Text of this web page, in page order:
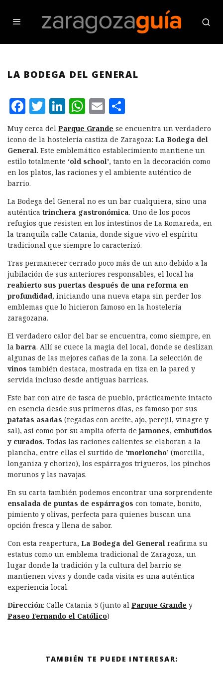
LA BODEGA DEL GENERAL
F
a
c
e
b
o
o
k
T
w
it
te
r
L
i
n
k
e
I
n
W
h
at
s
A
p
E
m
ai
l
o
m
p
a
ir
Muy cerca del Parque Grande se encuentra un verdadero
icono de la hostelería castiza de Zaragoza: La Bodega del
General. Este emblemático establecimiento mantiene un
estilo totalmente ‘old school’, tanto en la decoración como
en los platos, las raciones y el ambiente auténtico de
barrio.
La Bodega del General no es un bar cualquiera, sino una
auténtica trinchera gastronómica. Uno de los pocos
refugios que resisten en los intestinos de La Romareda, en
la tranquila calle Catania, donde sigue vivo el espíritu
tradicional que siempre lo caracterizó.
Tras permanecer cerrado poco más de un año debido a la
jubilación de sus anteriores responsables, el local ha
reabierto sus puertas después de una reforma en
profundidad, iniciando una nueva etapa sin perder los
emblemas que lo hicieron famoso en la hostelería
zaragozana.
El verdadero calor del bar se encuentra, como siempre, en
labarra. Allí se cuece la magia del local, donde se deslizan
algunas de las mejores cañas de la zona. La selección de
vinos también destaca, mostrada en tiza en la pared y
servida incluso desde antiguas barricas.
Este bar con aire de tasca de pueblo, prácticamente intacto
en esencia desde sus primeros días, es famoso por sus
patatas asadas (regadas con aceite, ajo, perejil, vinagre y
sal), así como por su amplia oferta dejamones, embutidos
y curados. Todas las raciones calientes se elaboran a la
plancha, entre ellas el surtido de ‘morloncho’ (morcilla,
longaniza y chorizo), los espárragos trigueros, los pinchos
morunos y las navajas.
En su carta también podemos encontrar una sorprendente
ensalada de puntas de espárragos con tomate, bonito,
pimiento y olivas, perfecta para quienes buscan una
opción fresca y llena de sabor.
Con esta reapertura, La Bodega del General reafirma su
estatus como un emblema tradicional de Zaragoza, un
lugar donde la tradición y la cultura del barrio se
mantienen vivas y donde cada visita es una auténtica
experiencia local.
Dirección: Calle Catania 5 (junto al Parque Grande y
Paseo Fernando el Católico)
TAMBIÉN TE PUEDE INTERESAR: